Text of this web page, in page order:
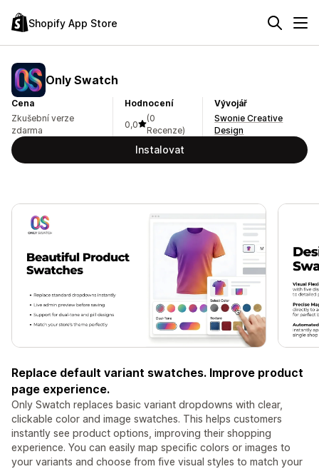
Shopify App Store
Only Swatch
Cena
Zkušební verze
zdarma
Hodnocení
0,0
(0
Recenze)
Vývojář
Swonie Creative
Design
Instalovat
Replace default variant swatches. Improve product
page experience.
Only Swatch replaces basic variant dropdowns with clear,
clickable color and image swatches. This helps customers
instantly see product options, improving their shopping
experience. You can easily map specific colors or images to
your variants and choose from five visual styles to match your